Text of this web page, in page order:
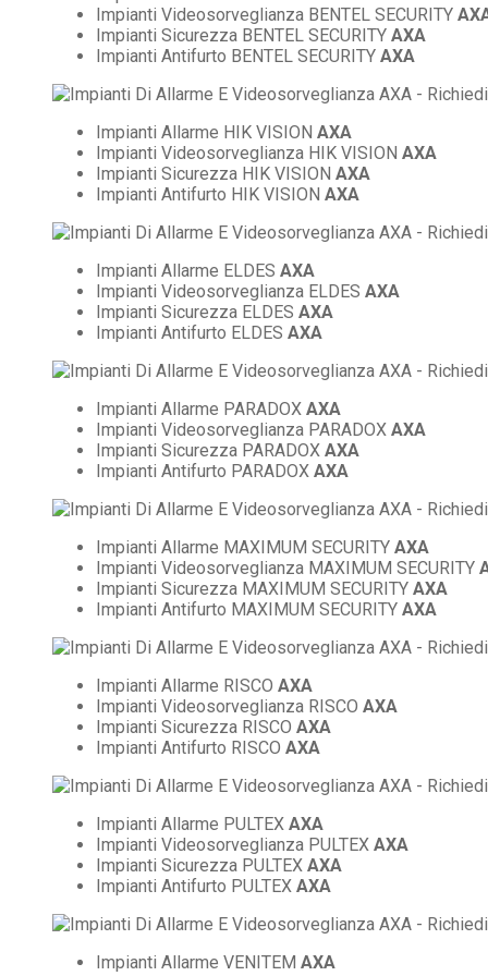
Impianti Videosorveglianza BENTEL SECURITY
Impianti Sicurezza BENTEL SECURITY AXA
Impianti Antifurto BENTEL SECURITY AXA
Impianti Allarme HIK VISION AXA
Impianti Videosorveglianza HIK VISION AXA
Impianti Sicurezza HIK VISION AXA
Impianti Antifurto HIK VISION AXA
Impianti Allarme ELDES AXA
Impianti Videosorveglianza ELDES AXA
Impianti Sicurezza ELDES AXA
Impianti Antifurto ELDES AXA
Impianti Allarme PARADOX AXA
Impianti Videosorveglianza PARADOX AXA
Impianti Sicurezza PARADOX AXA
Impianti Antifurto PARADOX AXA
Impianti Allarme MAXIMUM SECURITY AXA
Impianti Videosorveglianza MAXIMUM SECURITY
Impianti Sicurezza MAXIMUM SECURITY AXA
Impianti Antifurto MAXIMUM SECURITY AXA
Impianti Allarme RISCO AXA
Impianti Videosorveglianza RISCO AXA
Impianti Sicurezza RISCO AXA
Impianti Antifurto RISCO AXA
Impianti Allarme PULTEX AXA
Impianti Videosorveglianza PULTEX AXA
Impianti Sicurezza PULTEX AXA
Impianti Antifurto PULTEX AXA
Impianti Allarme VENITEM AXA